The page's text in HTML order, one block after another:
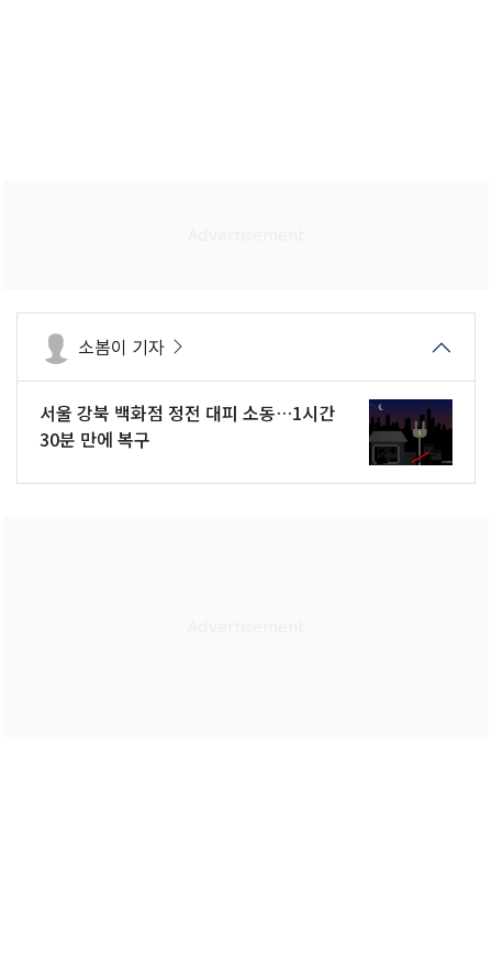
소봄이 기자
서울 강북 백화점 정전 대피 소동…1시간
30분 만에 복구